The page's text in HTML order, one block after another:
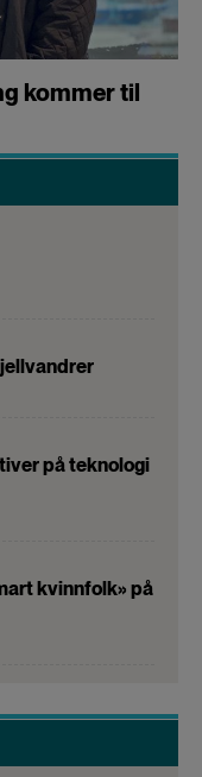
kommer til
på teknologi
kvinnfolk» på